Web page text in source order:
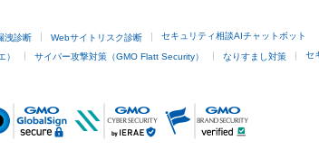
洩診断 Webサイトリスク診断 セキュリティ相談AIチャットボット
） サイバー攻撃対策（GMO Flatt Security） なりすまし対策 セ